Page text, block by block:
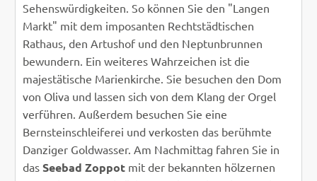
Sehenswürdigkeiten. So können Sie den "Langen
Markt" mit dem imposanten Rechtstädtischen
Rathaus, den Artushof und den Neptunbrunnen
bewundern. Ein weiteres Wahrzeichen ist die
majestätische Marienkirche. Sie besuchen den Dom
von Oliva und lassen sich von dem Klang der Orgel
verführen. Außerdem besuchen Sie eine
Bernsteinschleiferei und verkosten das berühmte
Danziger Goldwasser. Am Nachmittag fahren Sie in
dasSeebad Zoppot mit der bekannten hölzernen